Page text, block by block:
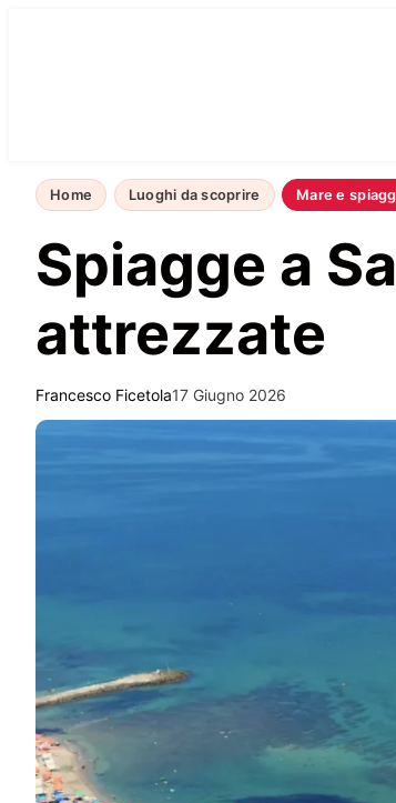
Home Luoghi da scoprire Mare e
Spiagge a
attrezzate
Francesco Ficetola17 Giugno 2026